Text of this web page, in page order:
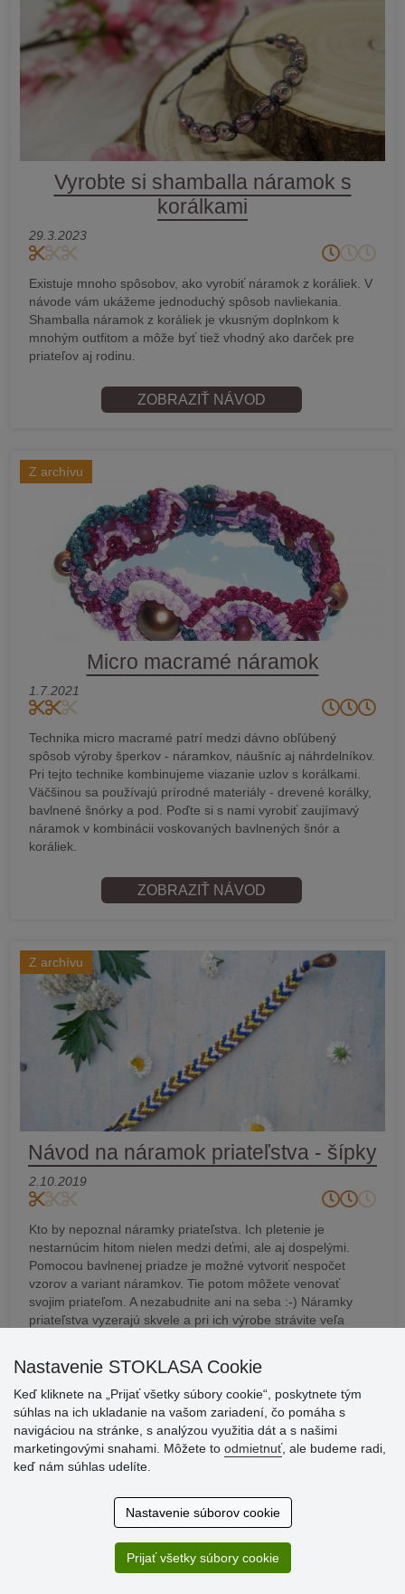
Vyrobte si shamballa náramok s
korálkami
29.3.2023
Existuje mnoho spôsobov, ako vyrobiť náramok z koráliek. V
návode vám ukážeme jednoduchý spôsob navliekania.
Shamballa náramok z koráliek je vkusným doplnkom k
mnohým outfitom a môže byť tiež vhodný ako darček pre
priateľov aj rodinu.
ZOBRAZIŤ NÁVOD
Z archívu
Micro macramé náramok
1.7.2021
Technika micro macramé patrí medzi dávno obľúbený
spôsob výroby šperkov - náramkov, náušníc aj náhrdelníkov.
Pri tejto technike kombinujeme viazanie uzlov s korálkami.
Väčšinou sa používajú prírodné materiály - drevené korálky,
bavlnené šnórky a pod. Poďte si s nami vyrobiť zaujímavý
náramok v kombinácii voskovaných bavlnených šnór a
koráliek.
ZOBRAZIŤ NÁVOD
Z archívu
Návod na náramok priateľstva - šípky
2.10.2019
Kto by nepoznal náramky priateľstva. Ich pletenie je
nestarnúcim hitom nielen medzi deťmi, ale aj dospelými.
Pomocou bavlnenej priadze je možné vytvoriť nespočet
vzorov a variant náramkov. Tie potom môžete venovať
svojim priateľom. A nezabudnite ani na seba :-) Náramky
priateľstva vyzerajú skvele a pri ich výrobe strávite veľa
Riaditeľstvo firmy STOKLASA.
Stoklasa textilní galanterie
Průmyslová 934/13
Nastavenie STOKLASA Cookie
Keď kliknete na „Prijať všetky súbory cookie“, poskytnete tým
súhlas na ich ukladanie na vašom zariadení, čo pomáha s
navigáciou na stránke, s analýzou využitia dát a s našimi
marketingovými snahami. Môžete to odmietnuť, ale budeme radi,
keď nám súhlas udelíte.
Nastavenie súborov cookie
Prijať všetky súbory cookie